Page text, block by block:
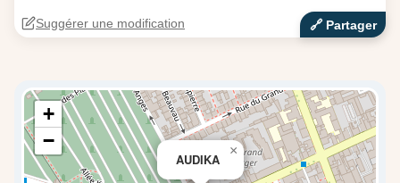
🔗‍️ Partager
Suggérer une modification
AUDIKA
×
+
−